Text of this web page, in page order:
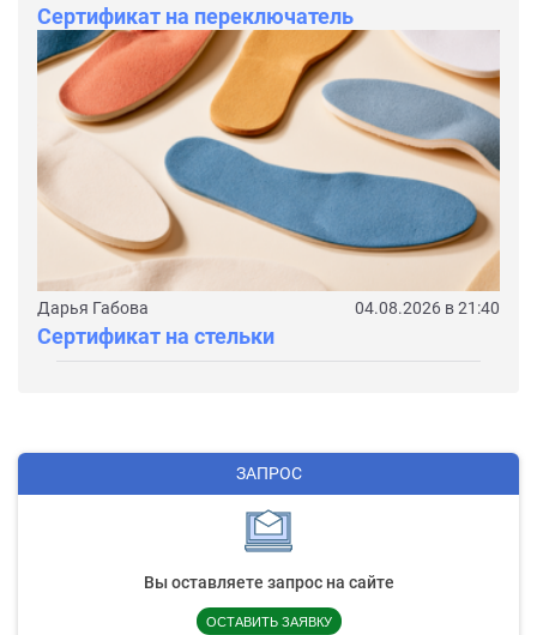
Сертификат на переключатель
Дарья Габова 04.08.2026 в 21:40
Сертификат на стельки
ЗАПРОС
Вы оставляете запрос на сайте
ОСТАВИТЬ ЗАЯВКУ